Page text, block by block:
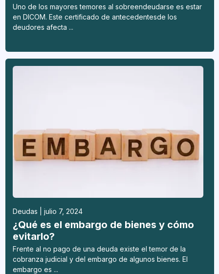
Uno de los mayores temores al sobreendeudarse es estar
en DICOM. Este certificado de antecedentesde los
deudores afecta ...
Deudas | julio 7, 2024
¿Qué es el embargo de bienes y cómo
evitarlo?
Frente al no pago de una deuda existe el temor de la
cobranza judicial y del embargo de algunos bienes. El
embargo es ...